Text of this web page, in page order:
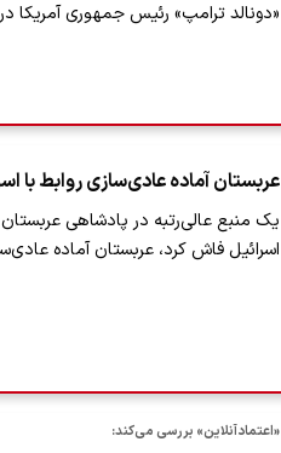
«دونالد ترامپ» رئیس جمهوری آمریکا
عربستان آماده عادی‌سازی روابط با
اسرائیل فاش کرد، عربستان آماده
«اعتمادآنلاین» بررسی می‌کند: